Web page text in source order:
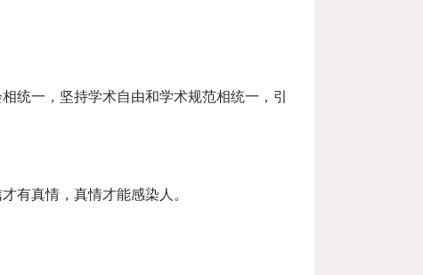
统一，坚持学术自由和学术规范相统一，引
有真情，真情才能感染人。